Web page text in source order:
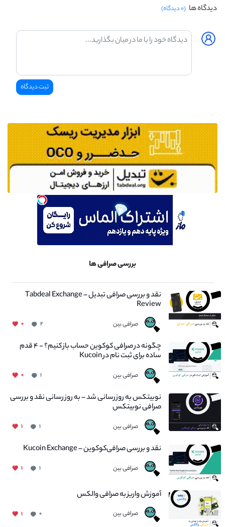
دیدگاه ها (۰ دیدگاه)
بررسی صرافی ها
نقد و بررسی صرافی تبدیل – Tabdeal Exchange
Review
صرافی بین ۲ ۰
چگونه در صرافی کوکوین حساب باز کنیم؟ - ۴ قدم
ساده برای ثبت نام در Kucoin
صرافی بین ۱ ۰
نوبیتکس به روزرسانی شد – به روز رسانی نقد و بررسی
صرافی نوبیتکس
صرافی بین ۱ ۱
نقد و بررسی صرافی‌کوکوین – Kucoin Exchange
صرافی بین ۱ ۱
آموزش واریز به صرافی والکس
صرافی بین ۰ ۱